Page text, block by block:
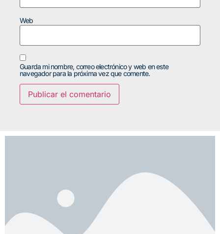
Web
Guarda mi nombre, correo electrónico y web en este
navegador para la próxima vez que comente.